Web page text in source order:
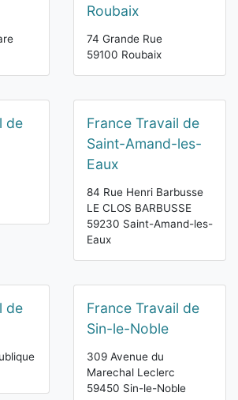
Roubaix
74 Grande Rue
59100 Roubaix
de
France Travail de
Saint-Amand-les-
Eaux
84 Rue Henri Barbusse
LE CLOS BARBUSSE
59230 Saint-Amand-les-
Eaux
de
France Travail de
Sin-le-Noble
309 Avenue du
Marechal Leclerc
59450 Sin-le-Noble